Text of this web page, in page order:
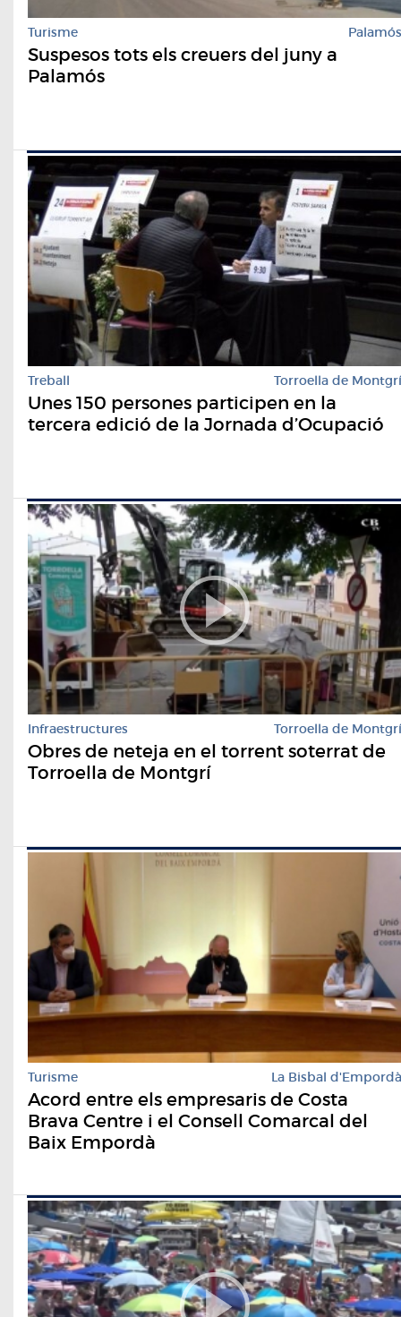
Turisme Palamós
Suspesos tots els creuers del juny a
Palamós
Treball Torroella de Montgrí
Unes 150 persones participen en la
tercera edició de la Jornada d’Ocupació
Infraestructures Torroella de Montgrí
Obres de neteja en el torrent soterrat de
Torroella de Montgrí
Turisme La Bisbal d'Empordà
Acord entre els empresaris de Costa
Brava Centre i el Consell Comarcal del
Baix Empordà